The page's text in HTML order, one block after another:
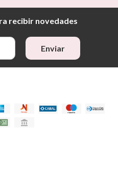
recibir novedades
Enviar